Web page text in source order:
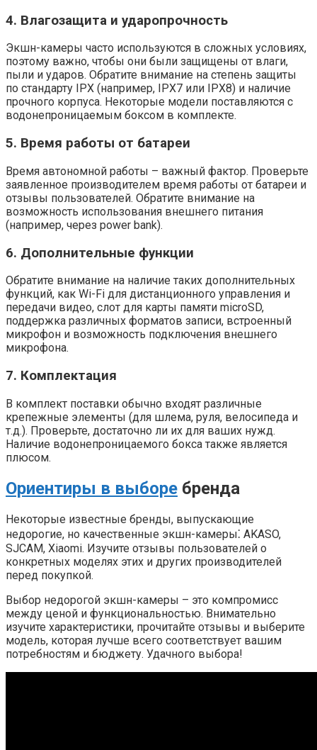
4. Влагозащита и ударопрочность
Экшн-камеры часто используются в сложных условиях,
поэтому важно, чтобы они были защищены от влаги,
пыли и ударов. Обратите внимание на степень защиты
по стандарту IPX (например, IPX7 или IPX8) и наличие
прочного корпуса. Некоторые модели поставляются с
водонепроницаемым боксом в комплекте.
5. Время работы от батареи
Время автономной работы – важный фактор. Проверьте
заявленное производителем время работы от батареи и
отзывы пользователей. Обратите внимание на
возможность использования внешнего питания
(например, через power bank).
6. Дополнительные функции
Обратите внимание на наличие таких дополнительных
функций, как Wi-Fi для дистанционного управления и
передачи видео, слот для карты памяти microSD,
поддержка различных форматов записи, встроенный
микрофон и возможность подключения внешнего
микрофона.
7. Комплектация
В комплект поставки обычно входят различные
крепежные элементы (для шлема, руля, велосипеда и
т.д.). Проверьте, достаточно ли их для ваших нужд.
Наличие водонепроницаемого бокса также является
плюсом.
Ориентиры в выборе бренда
Некоторые известные бренды, выпускающие
недорогие, но качественные экшн-камеры⁚ AKASO,
SJCAM, Xiaomi. Изучите отзывы пользователей о
конкретных моделях этих и других производителей
перед покупкой.
Выбор недорогой экшн-камеры – это компромисс
между ценой и функциональностью. Внимательно
изучите характеристики, прочитайте отзывы и выберите
модель, которая лучше всего соответствует вашим
потребностям и бюджету. Удачного выбора!